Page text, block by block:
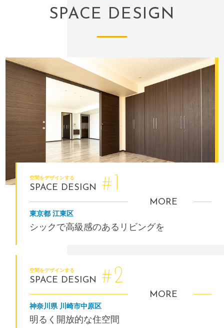
SPACE DESIGN
空間をデザインする
SPACE DESIGN # 1
MORE
東京都 江東区
シックで高級感のあるリビングを
空間をデザインする
SPACE DESIGN #2
MORE
神奈川県 川崎市中原区
明るく開放的な住空間